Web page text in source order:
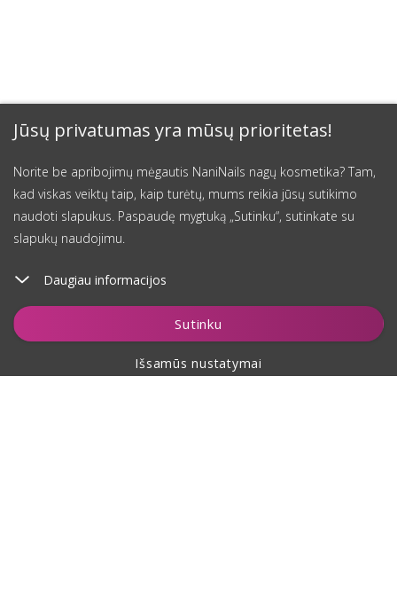
Jūsų privatumas yra mūsų prioritetas!
Norite be apribojimų mėgautis NaniNails nagų kosmetika? Tam,
kad viskas veiktų taip, kaip turėtų, mums reikia jūsų sutikimo
naudoti slapukus. Paspaudę mygtuką „Sutinku“, sutinkate su
slapukų naudojimu.
Daugiau informacijos
Sutinku
Išsamūs nustatymai
Įdėti į krepšelį